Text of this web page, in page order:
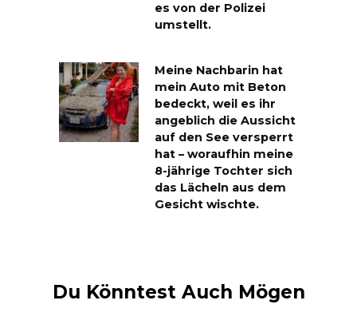
es von der Polizei
umstellt.
Meine Nachbarin hat
mein Auto mit Beton
bedeckt, weil es ihr
angeblich die Aussicht
auf den See versperrt
hat – woraufhin meine
8-jährige Tochter sich
das Lächeln aus dem
Gesicht wischte.
Du Könntest Auch Mögen